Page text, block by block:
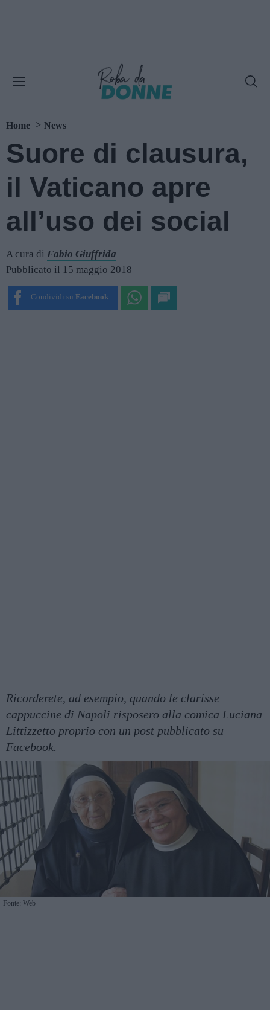
Home News
Suore di clausura,
il Vaticano apre
allʼuso dei social
A cura di Fabio Giuffrida
Pubblicato il 15 maggio 2018
Condividi su Facebook
Ricorderete, ad esempio, quando le clarisse
cappuccine di Napoli risposero alla comica Luciana
Littizzetto proprio con un post pubblicato su
Facebook.
Fonte: Web